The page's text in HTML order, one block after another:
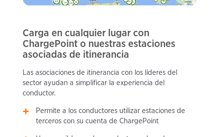
Carga en cualquier lugar con
ChargePoint o nuestras estaciones
asociadas de itinerancia
Las asociaciones de itinerancia con los líderes del
sector ayudan a simplificar la experiencia del
conductor.
Permite a los conductores utilizar estaciones de
terceros con su cuenta de ChargePoint